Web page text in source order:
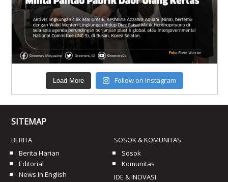
Load More Follow on Instagram
SITEMAP
BERITA
Berita Harian
Editorial
News In English
SOSOK & KOMUNITAS
Sosok
Komunitas
IDE & INOVASI